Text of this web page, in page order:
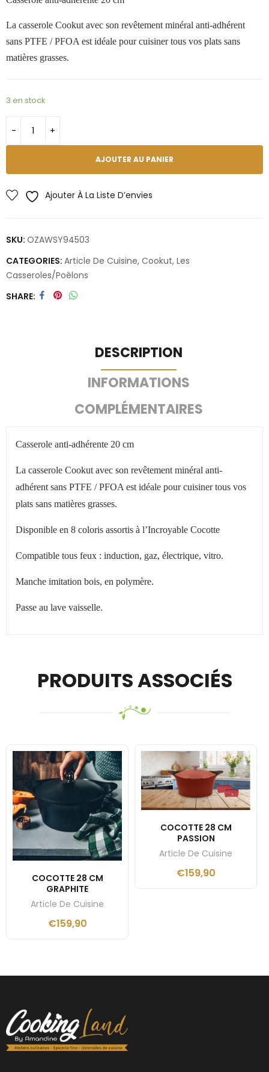
La casserole Cookut avec son revêtement minéral anti-adhérent
sans PTFE / PFOA est idéale pour cuisiner tous vos plats sans
matières grasses.
3 en stock
AJOUTER AU PANIER
Ajouter À La Liste D’envies
SKU: OZAWSY94503
CATEGORIES: Article De Cuisine, Cookut, Les
Casseroles/poêlons
SHARE
DESCRIPTION
INFORMATIONS
COMPLÉMENTAIRES
Casserole anti-adhérente 20 cm
La casserole Cookut avec son revêtement minéral anti-
adhérent sans PTFE / PFOA est idéale pour cuisiner tous vos
plats sans matières grasses.
Disponible en 8 coloris assortis à l’Incroyable Cocotte
Compatible tous feux : induction, gaz, électrique, vitro.
Manche imitation bois, en polymère.
Passe au lave vaisselle.
PRODUITS ASSOCIÉS
COCOTTE 28 CM
GRAPHITE
Article De Cuisine
€159,90
COCOTTE 28 CM
PASSION
Article De Cuisine
€159,90